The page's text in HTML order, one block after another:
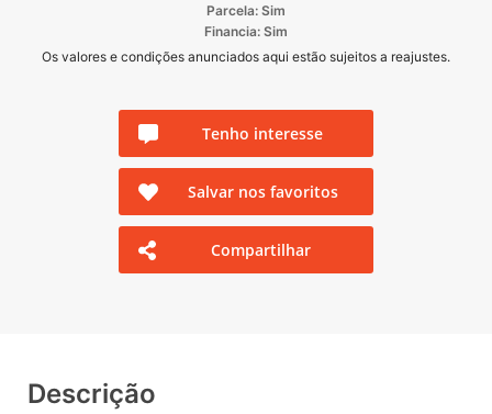
Parcela: Sim
Financia: Sim
Os valores e condições anunciados aqui estão sujeitos a reajustes.
Tenho interesse
Salvar nos favoritos
Compartilhar
Descrição